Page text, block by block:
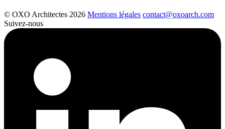
© OXO Architectes 2026 Mentions légales contact@oxoarch.com
Suivez-nous